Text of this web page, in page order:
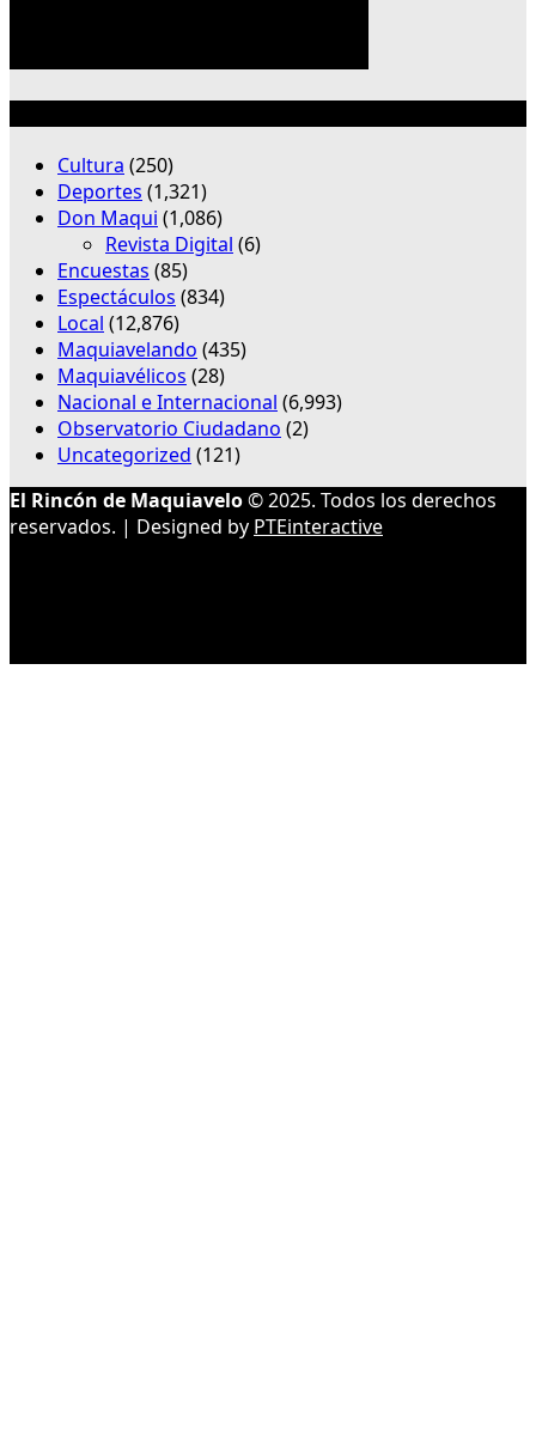
Cultura (250)
Deportes (1,321)
Don Maqui (1,086)
Revista Digital (6)
Encuestas (85)
Espectáculos (834)
Local (12,876)
Maquiavelando (435)
Maquiavélicos (28)
Nacional e Internacional (6,993)
Observatorio Ciudadano (2)
Uncategorized (121)
El Rincón de Maquiavelo© 2025. Todos los derechos
reservados. | Designed by PTEinteractive